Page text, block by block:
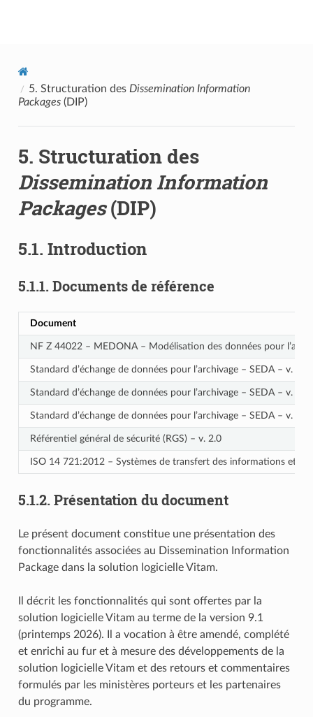
5. Structuration des Dissemination Information
Packages(DIP)
5. Structuration des
Dissemination Information
Packages(DIP)
5.1. Introduction
5.1.1. Documents de référence
Document
NF Z 44022 – MEDONA – Modélisation des données pour
Standard d’échange de données pour l’archivage – SEDA – v. 2.1
Standard d’échange de données pour l’archivage – SEDA – v. 2.2
Standard d’échange de données pour l’archivage – SEDA – v. 2.3
Référentiel général de sécurité (RGS) – v. 2.0
ISO 14 721:2012 – Systèmes de transfert des informations et
5.1.2. Présentation du document
Le présent document constitue une présentation des
fonctionnalités associées au Dissemination Information
Package dans la solution logicielle Vitam.
Il décrit les fonctionnalités qui sont offertes par la
solution logicielle Vitam au terme de la version 9.1
(printemps 2026). Il a vocation à être amendé, complété
et enrichi au fur et à mesure des développements de la
solution logicielle Vitam et des retours et commentaires
formulés par les ministères porteurs et les partenaires
du programme.